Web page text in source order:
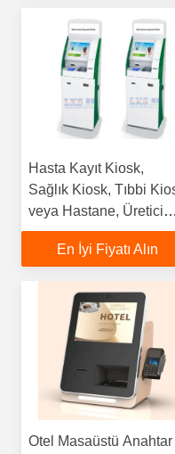
Hasta Kayıt Kiosk,
Sağlık Kiosk, Tıbbi
veya Hastane, Üretici
LKS Özel Tasarım
En İyi Fiyatı Alın
Otel Masaüstü Anahtar